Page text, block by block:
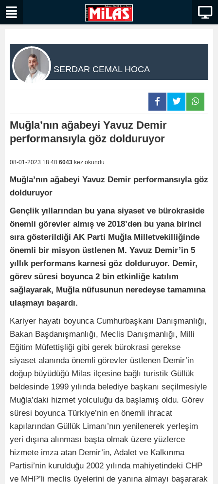
SERDAR CEMAL HOCA
Muğla’nın ağabeyi Yavuz Demir
performansıyla göz dolduruyor
08-01-2023 18:40 6043 kez okundu.
Muğla’nın ağabeyi Yavuz Demir performansıyla göz
dolduruyor
Gençlik yıllarından bu yana siyaset ve bürokraside
önemli görevler almış ve 2018’den bu yana birinci
sıra gösterildiği AK Parti Muğla Milletvekilliğinde
önemli bir misyon üstlenen M. Yavuz Demir’in 5
yıllık performans karnesi göz dolduruyor. Demir,
görev süresi boyunca 2 bin etkinliğe katılım
sağlayarak, Muğla nüfusunun neredeyse tamamına
ulaşmayı başardı.
Kariyer hayatı boyunca Cumhurbaşkanı Danışmanlığı,
Bakan Başdanışmanlığı, Meclis Danışmanlığı, Milli
Eğitim Müfettişliği gibi gerek bürokrasi gerekse
siyaset alanında önemli görevler üstlenen Demir’in
doğup büyüdüğü Milas ilçesine bağlı turistik Güllük
beldesinde 1999 yılında belediye başkanı seçilmesiyle
Muğla’daki hizmet yolculuğu da başlamış oldu. Görev
süresi boyunca Türkiye’nin en önemli ihracat
kapılarından Güllük Limanı’nın yenilenerek yerleşim
yeri dışına alınması başta olmak üzere yüzlerce
hizmete imza atan Demir’in, Adalet ve Kalkınma
Partisi’nin kurulduğu 2002 yılında mahiyetindeki CHP
ve MHP’li meclis üyelerini de yanına almayı başararak